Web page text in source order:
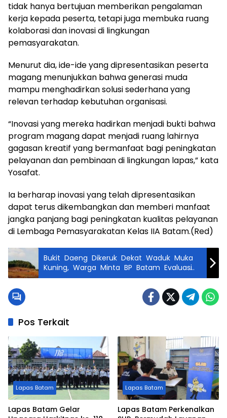
tidak hanya bertujuan memberikan pengalaman
kerja kepada peserta, tetapi juga membuka ruang
kolaborasi dan inovasi di lingkungan
pemasyarakatan.
Menurut dia, ide-ide yang dipresentasikan peserta
magang menunjukkan bahwa generasi muda
mampu menghadirkan solusi sederhana yang
relevan terhadap kebutuhan organisasi.
“Inovasi yang mereka hadirkan menjadi bukti bahwa
program magang dapat menjadi ruang lahirnya
gagasan kreatif yang bermanfaat bagi peningkatan
pelayanan dan pembinaan di lingkungan lapas,” kata
Yosafat.
Ia berharap inovasi yang telah dipresentasikan
dapat terus dikembangkan dan memberi manfaat
jangka panjang bagi peningkatan kualitas pelayanan
di Lembaga Pemasyarakatan Kelas IIA Batam.(Red)
Bukit Daeng Dikeruk Dekat Waduk Muka
Kuning, Warga Minta BP Batam Evaluasi
Izin Proyek
Pos Terkait
Lapas Batam
Lapas Batam Gelar
Lapas Batam
Lapas Batam Perkenalkan